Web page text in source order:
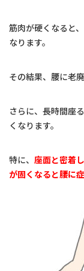
筋肉が硬くなると
なります。
その結果、腰に老
さらに、長時間座
くなります。
特に、 座面と密着
が固くなると腰に